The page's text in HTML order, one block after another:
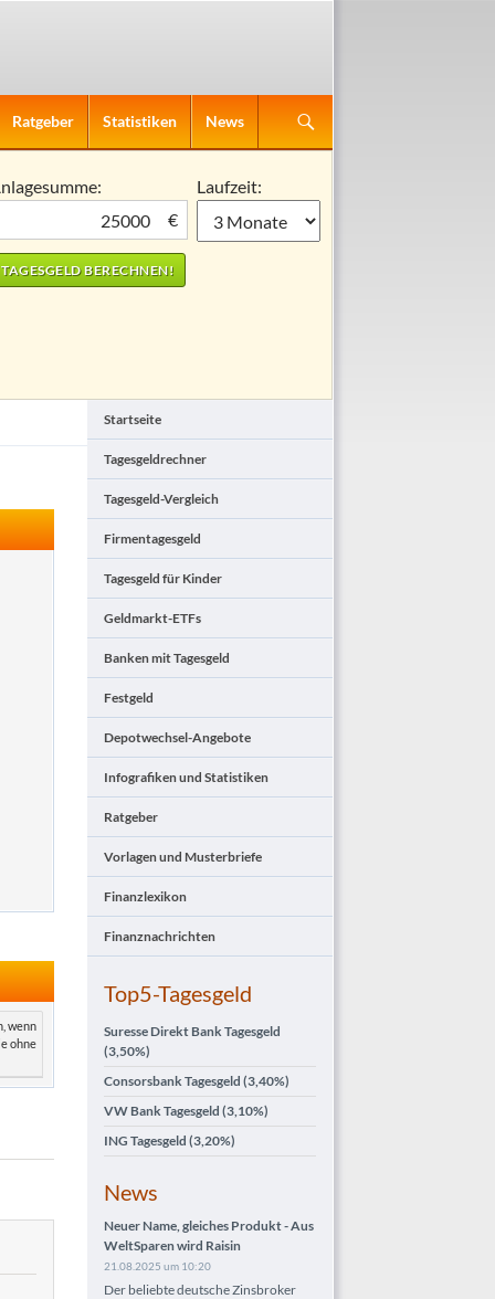
Ratgeber Statistiken News
€
Laufzeit:
wenn
ohne
Startseite
Tagesgeldrechner
Tagesgeld-Vergleich
Firmentagesgeld
Tagesgeld für Kinder
Geldmarkt-ETFs
Banken mit Tagesgeld
Festgeld
Depotwechsel-Angebote
Infografiken und Statistiken
Ratgeber
Vorlagen und Musterbriefe
Finanzlexikon
Finanznachrichten
Top5-Tagesgeld
Suresse Direkt Bank Tagesgeld
(3,50%)
Consorsbank Tagesgeld (3,40%)
VW Bank Tagesgeld (3,10%)
ING Tagesgeld (3,20%)
News
Neuer Name, gleiches Produkt - Aus
WeltSparen wird Raisin
21.08.2025 um 10:20
Der beliebte deutsche Zinsbroker